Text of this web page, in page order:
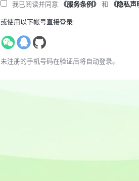
我已阅读并同意 《服务条例》 和 《隐私声
或使用以下帐号直接登录:
未注册的手机号码在验证后将自动登录。